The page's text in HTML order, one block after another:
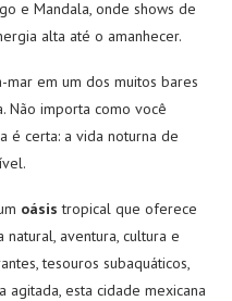
e Mandala, onde shows de
alta até o amanhecer.
em um dos muitos bares
Não importa como você
é certa: a vida noturna de
oásis tropical que oferece
aventura, cultura e
tesouros subaquáticos,
esta cidade mexicana